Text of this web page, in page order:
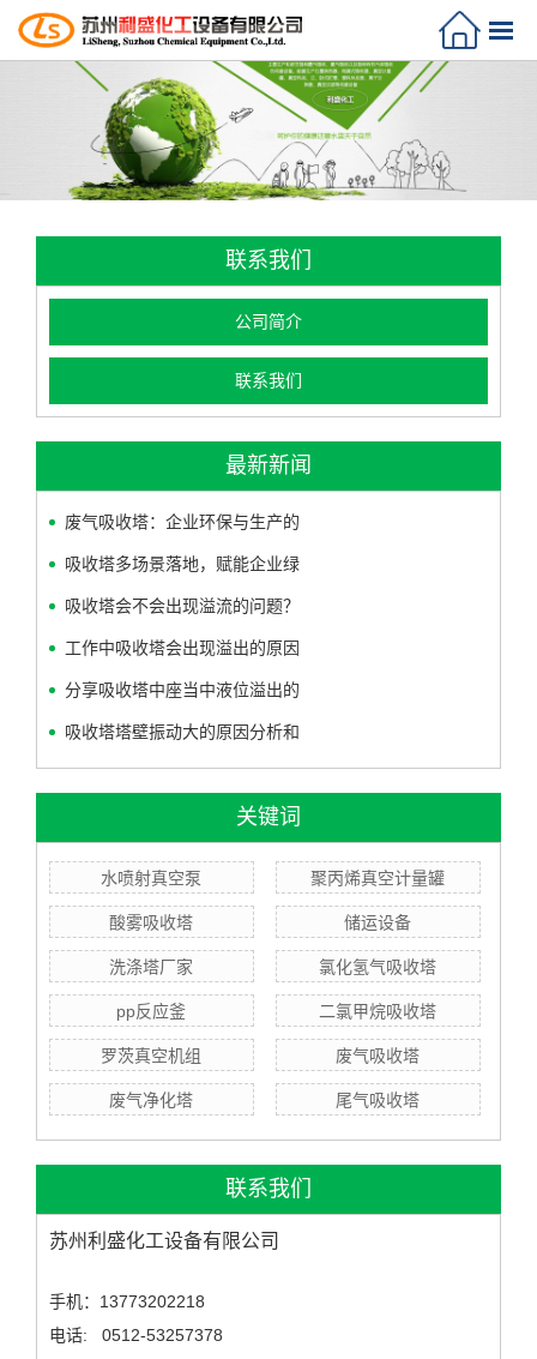
联系我们
公司简介
联系我们
最新新闻
废气吸收塔：企业环保与生产的
吸收塔多场景落地，赋能企业绿
吸收塔会不会出现溢流的问题？
工作中吸收塔会出现溢出的原因
分享吸收塔中座当中液位溢出的
吸收塔塔壁振动大的原因分析和
关键词
水喷射真空泵 聚丙烯真空计量罐
酸雾吸收塔 储运设备
洗涤塔厂家 氯化氢气吸收塔
pp反应釜 二氯甲烷吸收塔
罗茨真空机组 废气吸收塔
废气净化塔 尾气吸收塔
联系我们
苏州利盛化工设备有限公司
手机：13773202218
电话: 0512-53257378